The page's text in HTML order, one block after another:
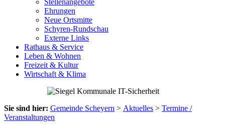
Stellenangebote
Ehrungen
Neue Ortsmitte
Schyren-Rundschau
Externe Links
Rathaus & Service
Leben & Wohnen
Freizeit & Kultur
Wirtschaft & Klima
Sie sind hier: Gemeinde Scheyern > Aktuelles > Termine /
Veranstaltungen